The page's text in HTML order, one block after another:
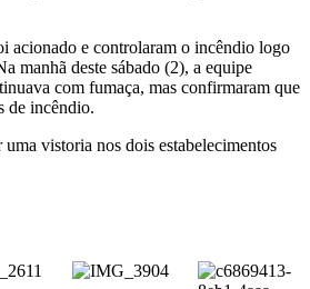
acionado e controlaram o incêndio logo
manhã deste sábado (2), a equipe
com fumaça, mas confirmaram que
de incêndio.
vistoria nos dois estabelecimentos